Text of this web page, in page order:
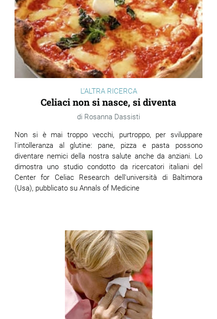
L'ALTRA RICERCA
Celiaci non si nasce, si diventa
Rosanna Dassisti
Non si è mai troppo vecchi, purtroppo, per sviluppare
l'intolleranza al glutine: pane, pizza e pasta possono
diventare nemici della nostra salute anche da anziani. Lo
dimostra uno studio condotto da ricercatori italiani del
Center for Celiac Research dell'università di Baltimora
(Usa), pubblicato su Annals of Medicine